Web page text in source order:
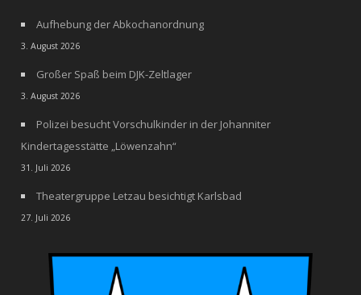
Aufhebung der Abkochanordnung
3. August 2026
Großer Spaß beim DJK-Zeltlager
3. August 2026
Polizei besucht Vorschulkinder in der Johanniter
Kindertagesstätte „Löwenzahn“
31. Juli 2026
Theatergruppe Letzau besichtigt Karlsbad
27. Juli 2026